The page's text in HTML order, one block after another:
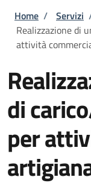
Briciole
Home / Servizi
Realizzazione di
attività
di
per